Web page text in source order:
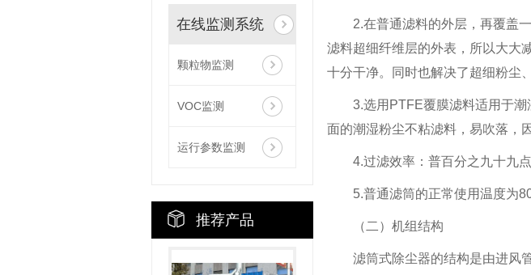
在线监测系统
颗粒物监测
VOC监测
运行参数监测
推荐产品
2.在普通滤料的外层，再覆盖
滤料超细纤维层的外表，所以大大
十分干净。同时也解决了超细粉尘
3.选用PTFE覆膜滤料适用于
面的潮湿粉尘不粘滤料，易吹落，
4.过滤效率：普百分之九十九点
5.普通滤筒的正常使用温度为
（二）机组结构
滤筒式除尘器的结构是由进风